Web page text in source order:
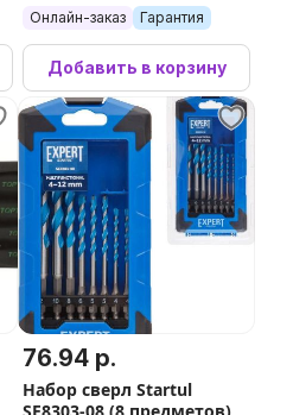
Онлайн-заказ Гарантия
Добавить в корзину
76.94 р.
Набор сверл Startul